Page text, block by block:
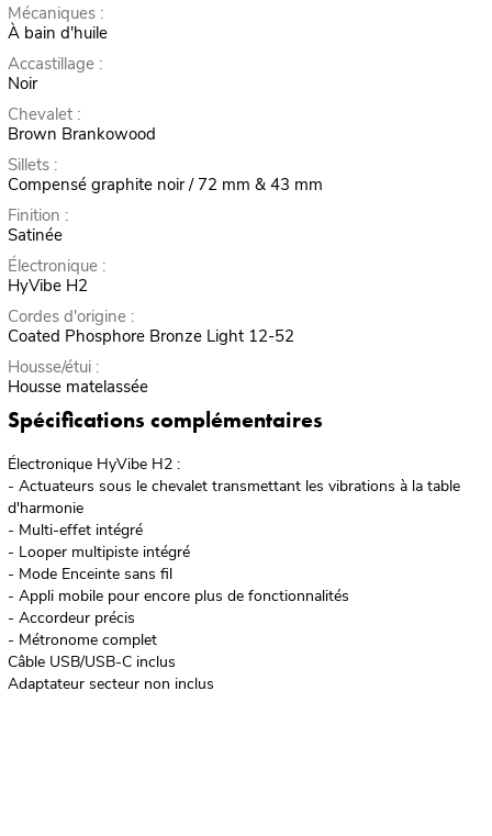
Mécaniques :
À bain d'huile
Accastillage :
Noir
Chevalet :
Brown Brankowood
Sillets :
Compensé graphite noir / 72 mm & 43 mm
Finition :
Satinée
Électronique :
HyVibe H2
Cordes d'origine :
Coated Phosphore Bronze Light 12-52
Housse/étui :
Housse matelassée
Spécifications complémentaires
Électronique HyVibe H2 :
- Actuateurs sous le chevalet transmettant les vibrations à la table
d'harmonie
- Multi-effet intégré
- Looper multipiste intégré
- Mode Enceinte sans fil
- Appli mobile pour encore plus de fonctionnalités
- Accordeur précis
- Métronome complet
Câble USB/USB-C inclus
Adaptateur secteur non inclus